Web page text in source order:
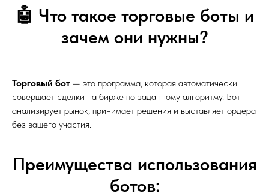
🤖 Что такое торговые боты и
зачем они нужны?
Торговый бот — это программа, которая автоматически
совершает сделки на бирже по заданному алгоритму. Бот
анализирует рынок, принимает решения и выставляет ордера
без вашего участия.
Преимущества использования
ботов: